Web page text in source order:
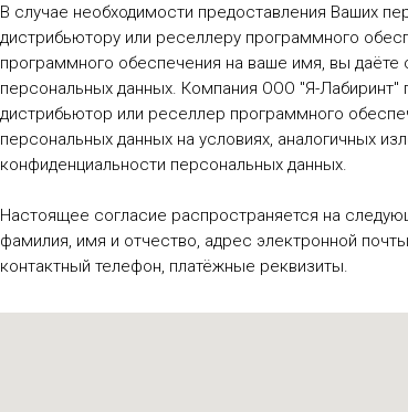
В случае необходимости предоставления Ваших
дистрибьютору или реселлеру программного
программного обеспечения на ваше имя, вы даёте
персональных данных. Компания ООО "Я-Лабиринт"
дистрибьютор или реселлер программного
персональных данных на условиях, аналогичных
конфиденциальности персональных данных.
Настоящее согласие распространяется на
фамилия, имя и отчество, адрес электронной
контактный телефон, платёжные реквизиты.